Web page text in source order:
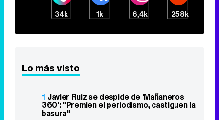
34k 1k 6,4k 258k
Lo más visto
1 Javier Ruiz se despide de 'Mañaneros
360': "Premien el periodismo, castiguen la
basura"